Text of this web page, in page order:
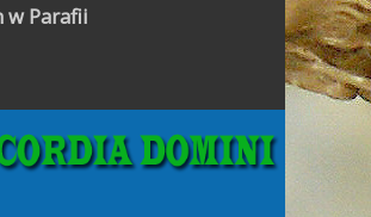
w Parafii
Parafialna